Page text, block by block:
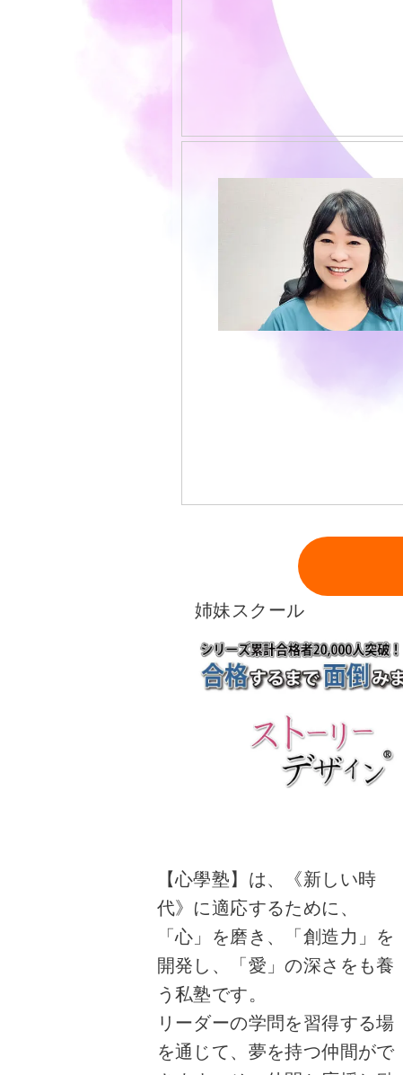
姉妹スクール
【心學塾】は、《新しい時
代》に適応するために、
「心」を磨き、「創造力」を
開発し、「愛」の深さをも養
う私塾です。
リーダーの学問を習得する場
を通じて、夢を持つ仲間がで